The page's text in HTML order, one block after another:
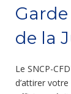
de la
Le SNCP-
d’attirer